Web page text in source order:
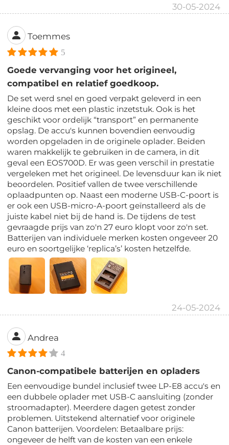
30-05-2024
Toemmes
5
Goede vervanging voor het origineel,
compatibel en relatief goedkoop.
De set werd snel en goed verpakt geleverd in een
kleine doos met een plastic inzetstuk. Ook is het
geschikt voor ordelijk “transport” en permanente
opslag. De accu's kunnen bovendien eenvoudig
worden opgeladen in de originele oplader. Beiden
waren makkelijk te gebruiken in de camera, in dit
geval een EOS700D. Er was geen verschil in prestatie
vergeleken met het origineel. De levensduur kan ik niet
beoordelen. Positief vallen de twee verschillende
oplaadpunten op. Naast een moderne USB-C-poort is
er ook een USB-micro-A-poort geïnstalleerd als de
juiste kabel niet bij de hand is. De tijdens de test
gevraagde prijs van zo'n 27 euro klopt voor zo'n set.
Batterijen van individuele merken kosten ongeveer 20
euro en soortgelijke ‘replica’s’ kosten hetzelfde.
24-05-2024
Andrea
4
Canon-compatibele batterijen en opladers
Een eenvoudige bundel inclusief twee LP-E8 accu's en
een dubbele oplader met USB-C aansluiting (zonder
stroomadapter). Meerdere dagen getest zonder
problemen. Uitstekend alternatief voor originele
Canon batterijen. Voordelen: Betaalbare prijs:
ongeveer de helft van de kosten van een enkele